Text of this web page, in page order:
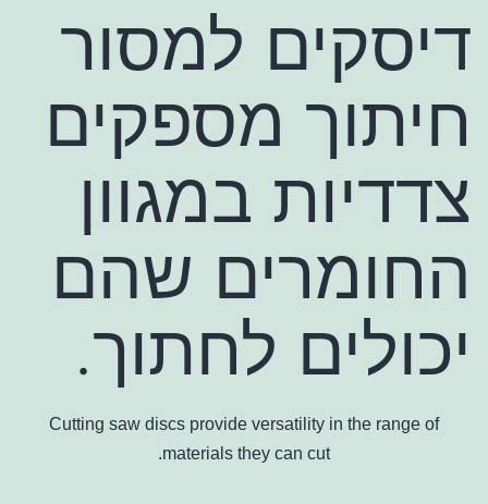
דיסקים למסור
חיתוך מספקים
צדדיות במגוון
החומרים שהם
יכולים לחתוך.
Cutting saw discs provide versatility in the range of
materials they can cut.